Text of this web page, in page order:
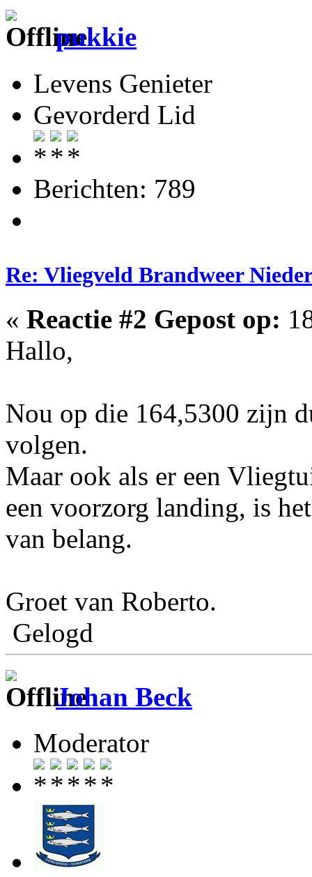
pukkie
Levens Genieter
Gevorderd Lid
Berichten: 789
Re: Vliegveld Brandweer
« Reactie #2 Gepost op:
Hallo,
Nou op die 164,5300 zijn
volgen.
Maar ook als er een
een voorzorg landing, is
van belang.
Groet van Roberto.
Gelogd
Johan Beck
Moderator